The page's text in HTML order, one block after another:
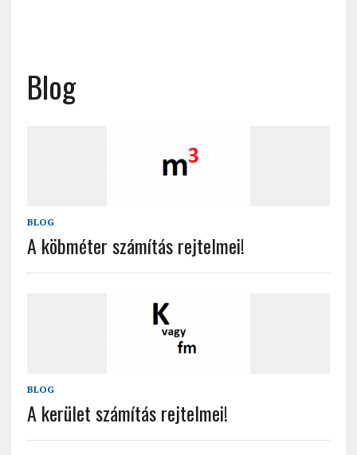
Blog
BLOG
A köbméter számítás rejtelmei!
BLOG
A kerület számítás rejtelmei!